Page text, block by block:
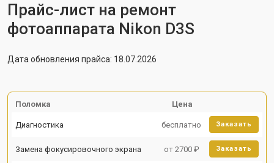
Прайс-лист на ремонт
фотоаппарата Nikon D3S
Дата обновления прайса: 18.07.2026
Поломка Цена
Диагностика бесплатно Заказать
Замена фокусировочного экрана от 2700 ₽ Заказать